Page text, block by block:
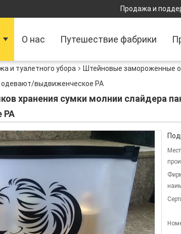
Продажа и
О нас Путешествие фабрики
и туалетного убора
Штейновые замороженные
выдвиженческое PA
хранения сумки молнии слайдера